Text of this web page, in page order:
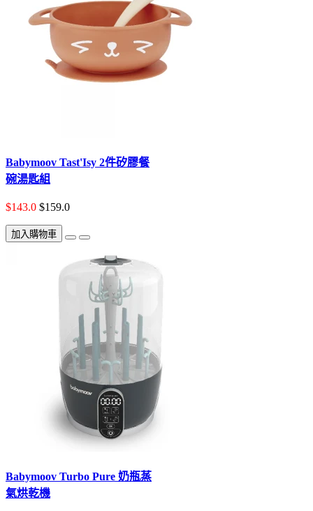
Babymoov Tast'Isy 2件矽膠餐
碗湯匙組
$143.0 $159.0
加入購物車
Babymoov Turbo Pure 奶瓶蒸
氣烘乾機